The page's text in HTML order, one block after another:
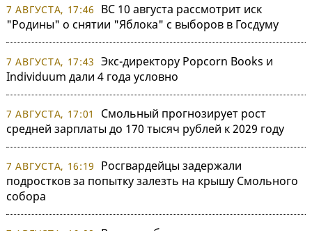
7 АВГУСТА, 17:46
ВС 10 августа рассмотрит иск
"Родины" о снятии "Яблока" с выборов в Госдуму
7 АВГУСТА, 17:43 Экс-директору Popcorn Books и
Individuum дали 4 года условно
7 АВГУСТА, 17:01
Смольный прогнозирует рост
средней зарплаты до 170 тысяч рублей к 2029 году
7 АВГУСТА, 16:19
Росгвардейцы задержали
подростков за попытку залезть на крышу Смольного
собора